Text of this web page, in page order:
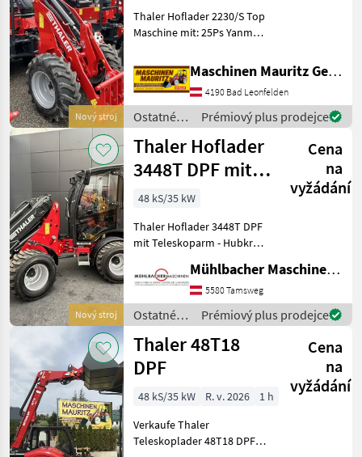
Nový stroj
Thaler Hoflader 2230/S Top
Maschine mit: 25Ps Yanmar
Abgasstufe V ohne
Partikelfilter!!! Hydrostat
von Bosch- Rexroth 2
Fahrst
Maschinen Mauritz GesmbH
4190 Bad Leonfelden
Ostatné
poľnohospodárske
silové
stroje /
Thaler
Prémiový plus prodejce
Nový stroj
Thaler Hoflader
3448T DPF mit
Kabine,
Teleskoparm
48PS
Cena
na
vyžádání
48 kS/35 kW
Thaler Hoflader 3448T DPF
mit Teleskoparm - Hubkraft
(Maschine gerade)
eingefahren: 2.280kg -
Kipplast Schaufel (Maschine
gerade) a
Mühlbacher Maschinen GmbH
5580 Tamsweg
Ostatné
poľnohospodárske
silové
stroje /
Thaler
Prémiový plus prodejce
Thaler 48T18
DPF
Cena
na
vyžádání
48 kS/35 kW R. v. 2026
1 h
Verkaufe Thaler
Teleskoplader 48T18 DPF